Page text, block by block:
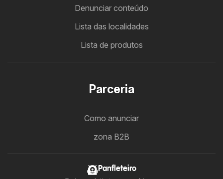
Denunciar conteúdo
Lista das localidades
Lista de produtos
Parceria
Como anunciar
zona B2B
Panfleteiro